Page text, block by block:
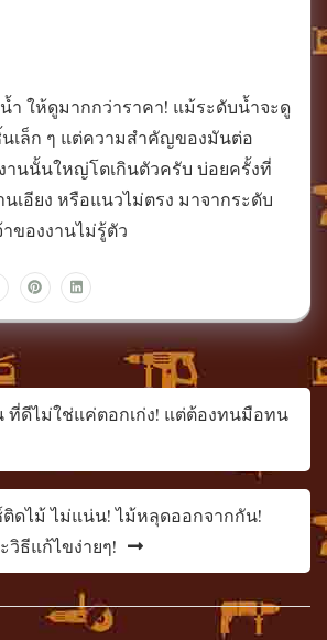
ำ ให้ดูมากกว่าราคา! แม้ระดับน้ำจะดู
เล็ก ๆ แต่ความสำคัญของมันต่อ
านนั้นใหญ่โตเกินตัวครับ บ่อยครั้งที่
เอียง หรือแนวไม่ตรง มาจากระดับ
ของงานไม่รู้ตัว
ที่ดีไม่ใช่แค่ตอกเก่ง! แต่ต้องทนมือทน
ติดไม้ ไม่แน่น! ไม้หลุดออกจากกัน!
วิธีแก้ไขง่ายๆ!